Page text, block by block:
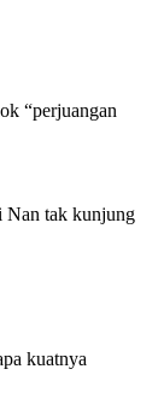
“perjuangan
Nan tak kunjung
kuatnya